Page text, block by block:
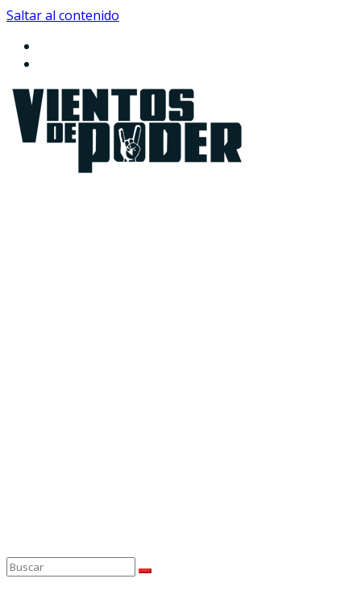
Saltar al contenido